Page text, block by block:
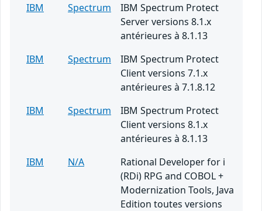
IBM Spectrum
IBM Spectrum Protect
Server versions 8.1.x
antérieures à 8.1.13
IBM
Spectrum
IBM Spectrum Protect
Client versions 7.1.x
antérieures à 7.1.8.12
IBM
Spectrum
IBM Spectrum Protect
Client versions 8.1.x
antérieures à 8.1.13
IBM
N/A
Rational Developer for i
(RDi) RPG and COBOL +
Modernization Tools, Java
Edition toutes versions